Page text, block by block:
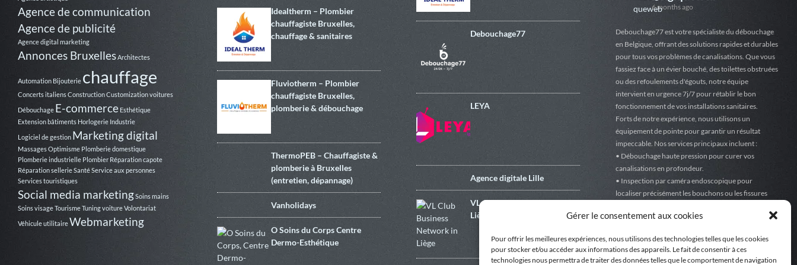
Gérer le consentement aux cookies
Pour offrir les meilleures expériences, nous utilisons des technologies telles que les cookies
pour stocker et/ou accéder aux informations des appareils. Le fait de consentir à ces
technologies nous permettra de traiter des données telles que le comportement de navigation
Agence de communication
Agence de publicité
Agence digital marketing
Annonces BruxellesArchitectes
Automation Bijouterie chauffage
Concerts italiensConstructionCustomization voitures
Débouchage E-commerce Esthétique
Extension bâtiments Horlogerie Industrie
Logiciel de gestion Marketing digital
MassagesOptimisme Plomberie domestique
Plomberie industrielle Plombier Réparation capote
Réparation sellerieSantéService aux personnes
Services touristiques
Social media marketingSoins mains
Soins visageTourismeTuning voitureVolontariat
Véhicule utilitaireWebmarketing
Idealtherm – Plombier
chauffagiste Bruxelles,
chauffage & sanitaires
Fluviotherm – Plombier
chauffagiste Bruxelles,
plomberie & débouchage
ThermoPEB – Chauffagiste &
plomberie à Bruxelles
(entretien, dépannage)
Vanholidays
O Soins du Corps Centre
Dermo-Esthétique
Debouchage77
LEYA
Agence digitale Lille
VL Club Business Network in
Liège
6 months ago
Debouchage77 est votre spécialiste du débouchage
en Belgique, offrant des solutions rapides et durables
pour tous vos problèmes de canalisations. Que vous
fassiez face à un évier bouché, des toilettes obstruées
ou des refoulements d'égouts, notre équipe
intervient en urgence 7j/7 pour rétablir le bon
fonctionnement de vos installations sanitaires.
Forts de notre expérience, nous utilisons un
équipement de pointe pour garantir un résultat
impeccable. Nos services principaux incluent :
• Débouchage haute pression pour curer vos
canalisations en profondeur.
• Inspection par caméra endoscopique pour
localiser précisément les bouchons ou les fissures
• Débouchage de WC, douches et éviers avec des
• Nettoyage et vidange d'égouts pour prévenir les
mauvaises odeurs.